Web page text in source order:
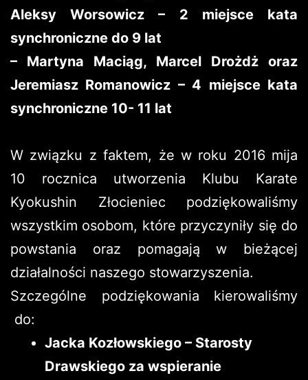
Aleksy Worsowicz – 2 miejsce kata
synchroniczne do 9 lat
– Martyna Maciąg, Marcel Drożdż oraz
Jeremiasz Romanowicz – 4 miejsce kata
synchroniczne 10- 11 lat
W związku z faktem, że w roku 2016 mija
10 rocznica utworzenia Klubu Karate
Kyokushin Złocieniec podziękowaliśmy
wszystkim osobom, które przyczyniły się do
powstania oraz pomagają w bieżącej
działalności naszego stowarzyszenia.
Szczególne podziękowania kierowaliśmy
do:
Jacka Kozłowskiego – Starosty
Drawskiego za wspieranie